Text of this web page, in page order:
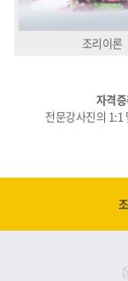
조리이론
자격
전문강사진의 1:1